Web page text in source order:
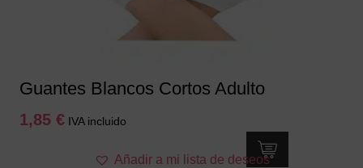
Guantes Blancos Cortos Adulto
1,85 € IVA incluido
Añadir a mi lista de deseos